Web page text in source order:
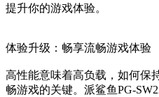
提升你的游戏体验。
体验升级：畅享流畅游戏体验
高性能意味着高负载，如何保
畅游戏的关键。派鲨鱼PG-